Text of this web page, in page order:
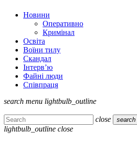
Новини
Оперативно
Кримінал
Освіта
Воїни тилу
Скандал
Інтерв’ю
Файні люди
Співпраця
search menu lightbulb_outline
close search
lightbulb_outline close